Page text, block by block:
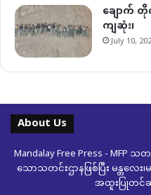
ချောက်
ကျဆုံး၊
July 10,
About Us
Mandalay Free Press -
သောသတင်းဌာနဖြစ်ပြီး မန္တလေ
အထူးပြုတ